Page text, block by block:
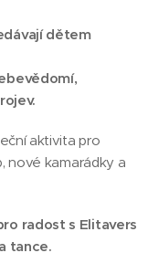
dětem
aktivita pro
nové kamarádky a
radost s Elitavers
tance.